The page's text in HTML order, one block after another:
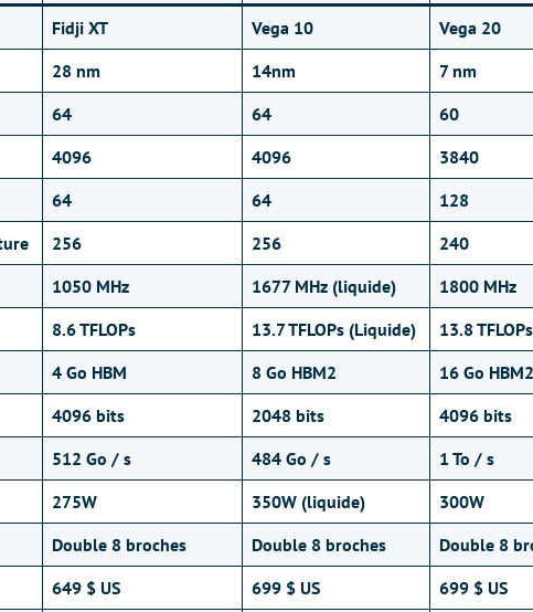
Fidji XT Vega 10
Vega 20
28 nm 14nm
7 nm
64 64
60
4096 4096
3840
64 64
128
256 256
240
1050 MHz 1677 MHz (liquide)
1800 MHz
8.6 TFLOPs 13.7 TFLOPs (Liquide)
13.8 TFLOPs
4 Go HBM 8 Go HBM2
16 Go HBM2
4096 bits 2048 bits
4096 bits
512 Go / s 484 Go / s
1 To / s
275W 350W (liquide)
300W
Double 8 broches Double 8 broches
Double 8
649 $ US 699 $ US
699 $ US